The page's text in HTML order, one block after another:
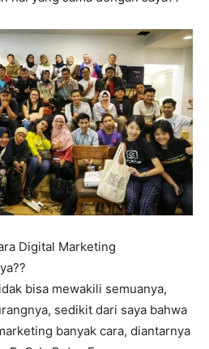
Digital Marketing
bisa mewakili semuanya,
sedikit dari saya bahwa
banyak cara, diantarnya